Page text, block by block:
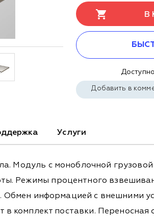
В
Добавить в
Услуги
Модуль с моноблочной
Режимы процентного
Обмен информацией с внешними
комплект поставки.